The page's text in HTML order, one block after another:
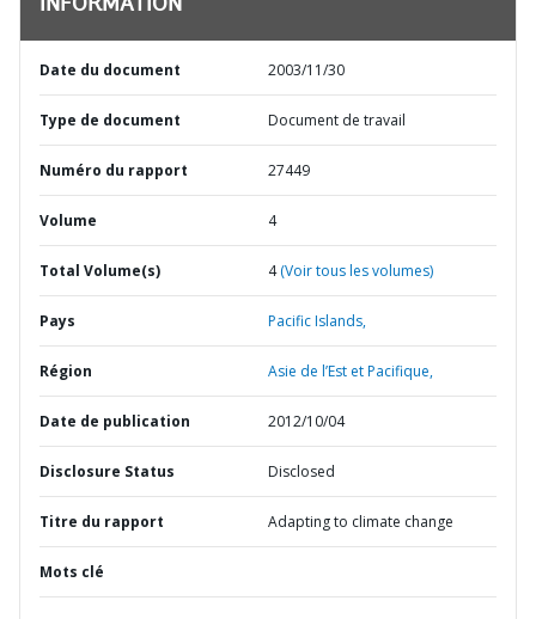
INFORMATION
Date du document 2003/11/30
Type de document Document de travail
Numéro du rapport 27449
Volume 4
Total Volume(s) 4(Voir tous les volumes)
Pays Pacific Islands,
Région Asie de l’Est et Pacifique,
Date de publication 2012/10/04
Disclosure Status Disclosed
Titre du rapport Adapting to climate change
Mots clé